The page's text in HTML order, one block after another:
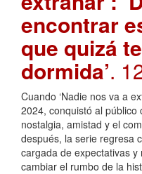
encontrar
que quizá
dormida’.
Cuando ‘Nadie nos va a
2024, conquistó al público
nostalgia, amistad y el
después, la serie regresa
cargada de expectativas
cambiar el rumbo de la